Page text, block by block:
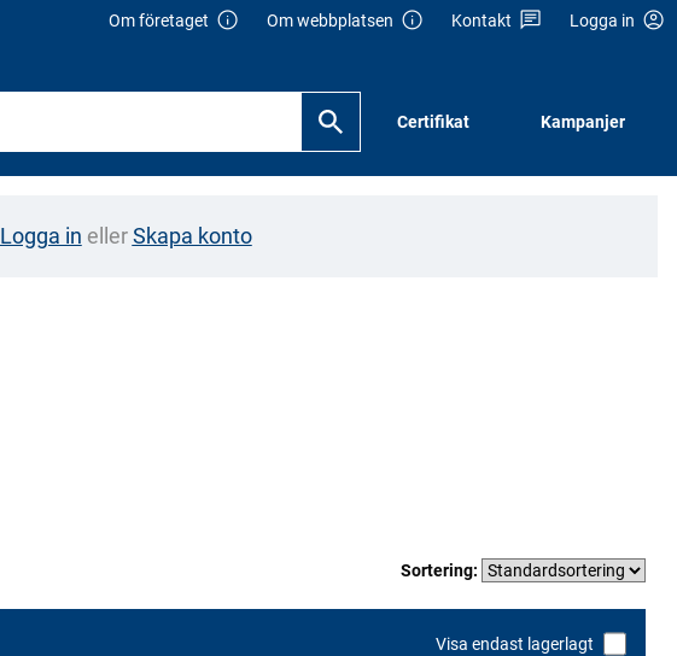
Om företaget Om webbplatsen Kontakt Logga in
Certifikat Kampanjer
Logga in ellerSkapa konto
Sortering:
Visa endast lagerlagt